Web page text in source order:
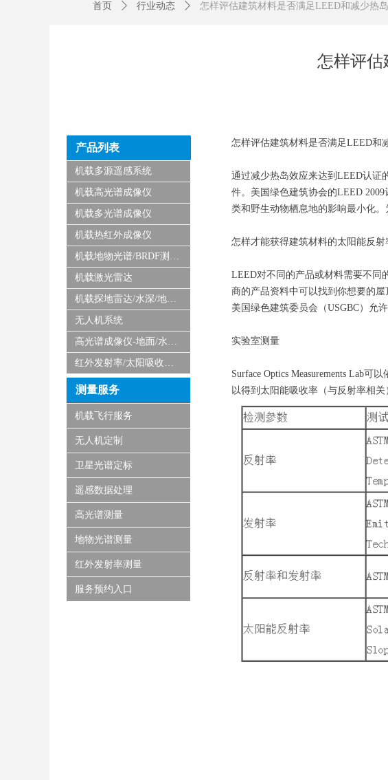
怎样评估
怎样评估建筑材料是否满足LEED和
通过减少热岛效应来达到LEED认证
件。美国绿色建筑协会的LEED
类和野生动物栖息地的影响最小化
怎样才能获得建筑材料的太阳能反射
LEED对不同的产品或材料需要不同
商的产品资料中可以找到你想要的
美国绿色建筑委员会（USGBC）允
实验室测量
Surface Optics Measurements Lab
以得到太阳能吸收率（与反射率相关
机载多源遥感系统
机载高光谱成像仪
机载多光谱成像仪
机载热红外成像仪
机载地物光谱/BRDF测量系统
机载激光雷达
机载探地雷达/水深/地磁/微波/SAR
无人机系统
高光谱成像仪-地面/水下/实验室显微
红外发射率/太阳吸收比测量仪
产品列表
机载飞行服务
无人机定制
卫星光谱定标
遥感数据处理
高光谱测量
地物光谱测量
红外发射率测量
服务预约入口
测量服务
首页 ꄲ 行业动态 ꄲ 怎样评估建筑材料是否满足LEED和减少热